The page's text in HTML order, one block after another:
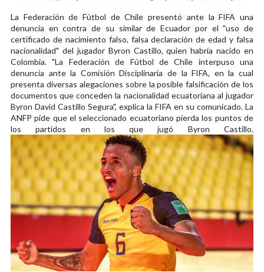
La Federación de Fútbol de Chile presentó ante la FIFA una
denuncia en contra de su similar de Ecuador por el "uso de
certificado de nacimiento falso, falsa declaración de edad y falsa
nacionalidad" del jugador Byron Castillo, quien habría nacido en
Colombia. "La Federación de Fútbol de Chile interpuso una
denuncia ante la Comisión Disciplinaria de la FIFA, en la cual
presenta diversas alegaciones sobre la posible falsificación de los
documentos que conceden la nacionalidad ecuatoriana al jugador
Byron David Castillo Segura", explica la FIFA en su comunicado. La
ANFP pide que el seleccionado ecuatoriano pierda los puntos de
los partidos en los que jugó Byron Castillo.